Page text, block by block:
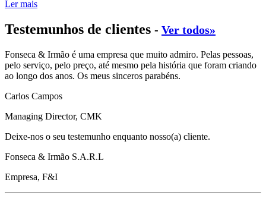
Ler mais
Testemunhos de clientes - Ver todos»
Fonseca & Irmão é uma empresa que muito admiro. Pelas pessoas,
pelo serviço, pelo preço, até mesmo pela história que foram criando
ao longo dos anos. Os meus sinceros parabéns.
Carlos Campos
Managing Director, CMK
Deixe-nos o seu testemunho enquanto nosso(a) cliente.
Fonseca & Irmão S.A.R.L
Empresa, F&I